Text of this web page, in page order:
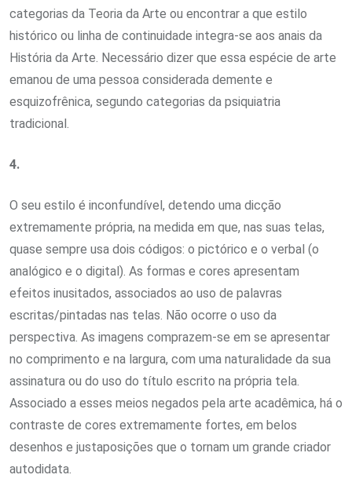
categorias da Teoria da Arte ou encontrar a que estilo
histórico ou linha de continuidade integra-se aos anais da
História da Arte. Necessário dizer que essa espécie de arte
emanou de uma pessoa considerada demente e
esquizofrênica, segundo categorias da psiquiatria
tradicional.
4.
O seu estilo é inconfundível, detendo uma dicção
extremamente própria, na medida em que, nas suas telas,
quase sempre usa dois códigos: o pictórico e o verbal (o
analógico e o digital). As formas e cores apresentam
efeitos inusitados, associados ao uso de palavras
escritas/pintadas nas telas. Não ocorre o uso da
perspectiva. As imagens comprazem-se em se apresentar
no comprimento e na largura, com uma naturalidade da sua
assinatura ou do uso do título escrito na própria tela.
Associado a esses meios negados pela arte acadêmica, há o
contraste de cores extremamente fortes, em belos
desenhos e justaposições que o tornam um grande criador
autodidata.